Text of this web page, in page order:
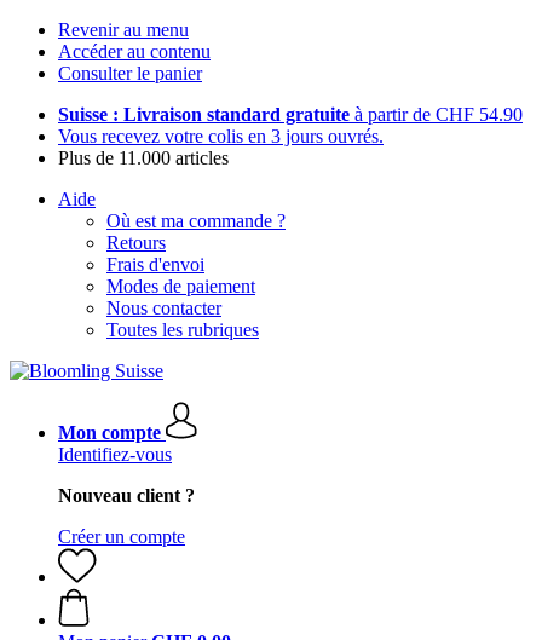
Revenir au menu
Accéder au contenu
Consulter le panier
Suisse : Livraison standard gratuite à partir de CHF 54.90
Vous recevez votre colis en 3 jours ouvrés.
Plus de 11.000 articles
Aide
Où est ma commande ?
Retours
Frais d'envoi
Modes de paiement
Nous contacter
Toutes les rubriques
Mon compte
Identifiez-vous
Nouveau client ?
Créer un compte